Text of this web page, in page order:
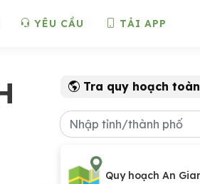
YÊU CẦU TẢI APP
Tra quy hoạch
Quy hoạch An